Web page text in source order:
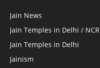
Jain News
Jain Temples in Delhi / NCR
Jain Temples in Delhi
Jainism